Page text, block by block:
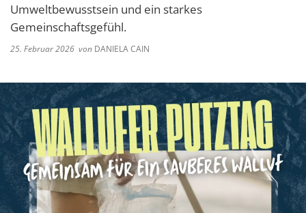
Umweltbewusstsein und ein starkes
Gemeinschaftsgefühl.
25. Februar 2026 von DANIELA CAIN